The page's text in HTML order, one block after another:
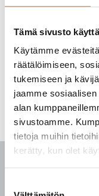
Tämä sivusto
Käytämme
räätälöimiseen,
tukemiseen ja
jaamme
alan
sivustoamme.
tietoja muihin
kerätty, kun olet